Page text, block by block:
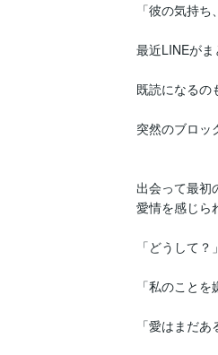
「彼の気持ち
最近LINEがま
既読になるの
突然のブロ
出会って最初
愛情を感じら
「どうして？」
「私のことを
「愛はまだあ